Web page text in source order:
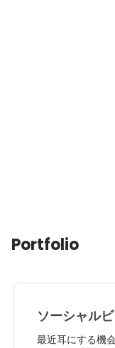
Portfolio
ソーシャル
を、 事業を
最近耳にする機